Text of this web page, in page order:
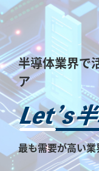
半導体業界で
ア
最も需要が高い